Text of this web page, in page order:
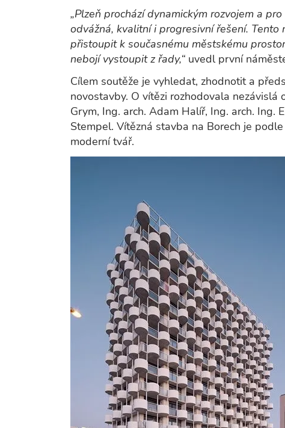
„Plzeň prochází dynamickým rozvojem a
odvážná, kvalitní i progresivní řešení.
přistoupit k současnému městskému
nebojí vystoupit z řady,“ uvedl první
Cílem soutěže je vyhledat, zhodnotit a
novostavby. O vítězi rozhodovala
Grym, Ing. arch. Adam Halíř, Ing. arch. Ing.
Stempel. Vítězná stavba na Borech je
moderní tvář.